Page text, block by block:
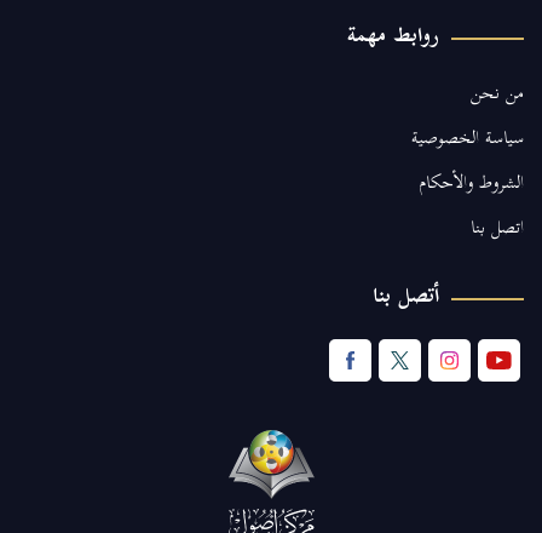
روابط مهمة
من نحن
سياسة الخصوصية
الشروط والأحكام
اتصل بنا
أتصل بنا